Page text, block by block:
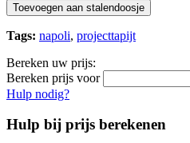
Toevoegen aan stalendoosje
Tags: napoli, projecttapijt
Bereken uw prijs:
Bereken prijs voor
Hulp nodig?
Hulp bij prijs berekenen